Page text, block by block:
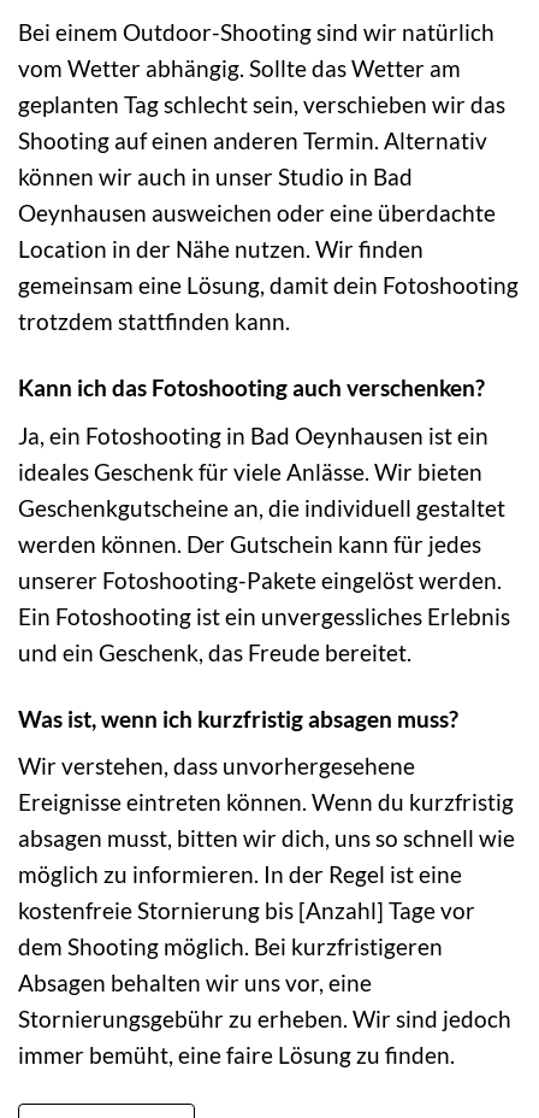
Bei einem Outdoor-Shooting sind wir natürlich
vom Wetter abhängig. Sollte das Wetter am
geplanten Tag schlecht sein, verschieben wir das
Shooting auf einen anderen Termin. Alternativ
können wir auch in unser Studio in Bad
Oeynhausen ausweichen oder eine überdachte
Location in der Nähe nutzen. Wir finden
gemeinsam eine Lösung, damit dein Fotoshooting
trotzdem stattfinden kann.
Kann ich das Fotoshooting auch verschenken?
Ja, ein Fotoshooting in Bad Oeynhausen ist ein
ideales Geschenk für viele Anlässe. Wir bieten
Geschenkgutscheine an, die individuell gestaltet
werden können. Der Gutschein kann für jedes
unserer Fotoshooting-Pakete eingelöst werden.
Ein Fotoshooting ist ein unvergessliches Erlebnis
und ein Geschenk, das Freude bereitet.
Was ist, wenn ich kurzfristig absagen muss?
Wir verstehen, dass unvorhergesehene
Ereignisse eintreten können. Wenn du kurzfristig
absagen musst, bitten wir dich, uns so schnell wie
möglich zu informieren. In der Regel ist eine
kostenfreie Stornierung bis [Anzahl] Tage vor
dem Shooting möglich. Bei kurzfristigeren
Absagen behalten wir uns vor, eine
Stornierungsgebühr zu erheben. Wir sind jedoch
immer bemüht, eine faire Lösung zu finden.